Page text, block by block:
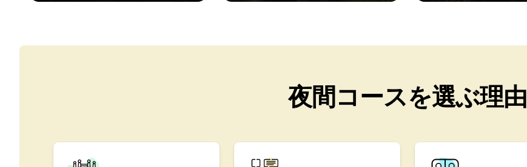
サマーキャンプ
バルセロナ
夜間コースを選ぶ理由